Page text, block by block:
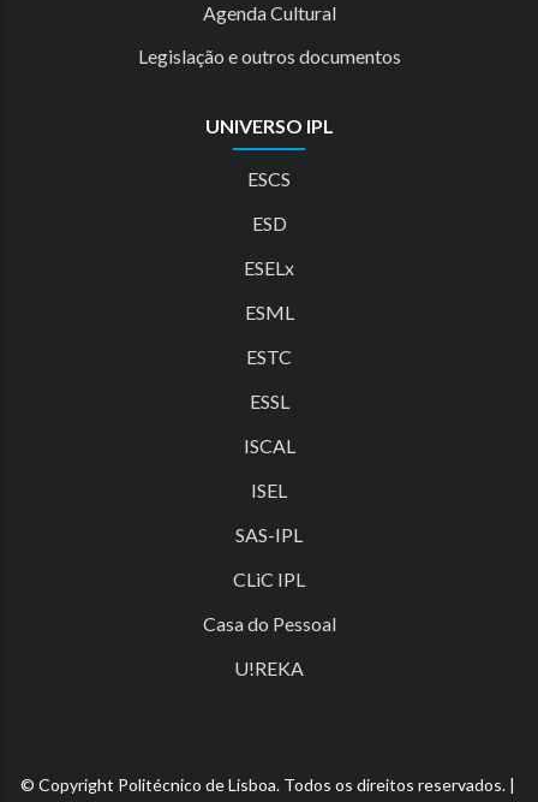
Agenda Cultural
Legislação e outros documentos
UNIVERSO IPL
ESCS
ESD
ESELx
ESML
ESTC
ESSL
ISCAL
ISEL
SAS-IPL
CLiC IPL
Casa do Pessoal
U!REKA
© Copyright Politécnico de Lisboa. Todos os direitos reservados. |